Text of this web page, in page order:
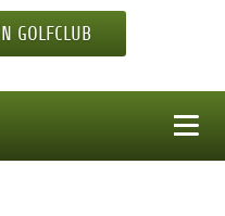
GOLFCLUB